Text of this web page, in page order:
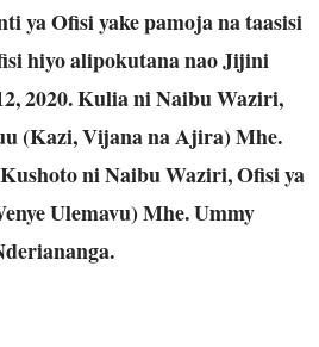
ya Ofisi yake pamoja na taasisi
hiyo alipokutana nao Jijini
2020. Kulia ni Naibu Waziri,
(Kazi, Vijana na Ajira) Mhe.
ni Naibu Waziri, Ofisi ya
Ulemavu) Mhe. Ummy